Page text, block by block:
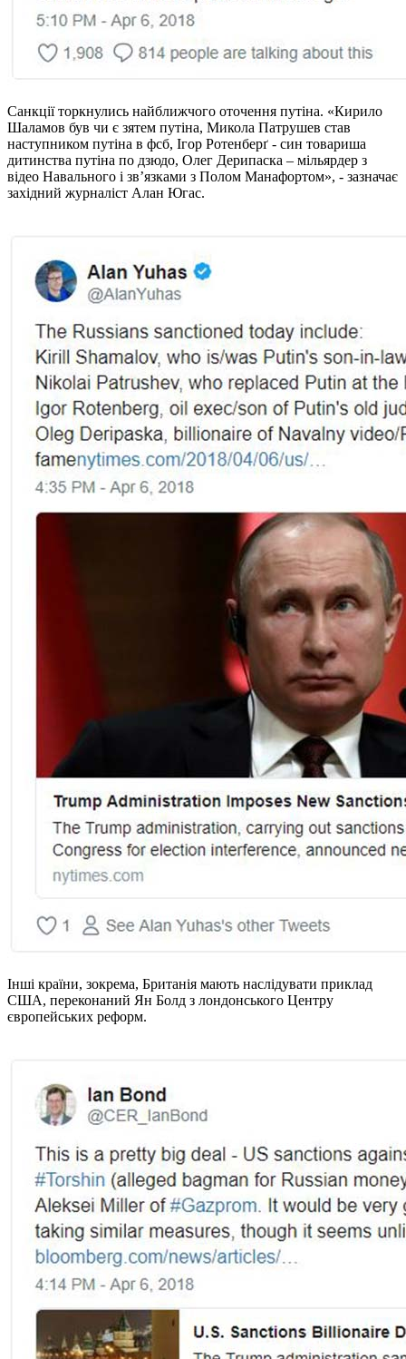
Санкції торкнулись найближчого оточення путіна. «Кирило
Шаламов був чи є зятем путіна, Микола Патрушев став
наступником путіна в фсб, Ігор Ротенберґ - син товариша
дитинства путіна по дзюдо, Олег Дерипаска – мільярдер з
відео Навального і зв’язками з Полом Манафортом», - зазначає
західний журналіст Алан Югас.
Інші країни, зокрема, Британія мають наслідувати приклад
США, переконаний Ян Болд з лондонського Центру
європейських реформ.